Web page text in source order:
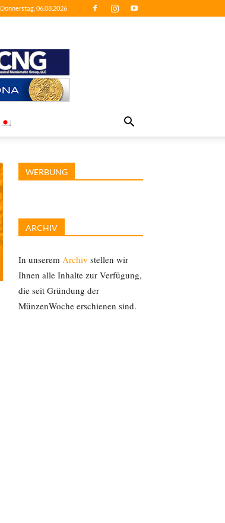
Donnerstag, 06.08.2026
WERBUNG
ARCHIV
In unserem Archiv stellen wir
Ihnen alle Inhalte zur Verfügung,
die seit Gründung der
MünzenWoche erschienen sind.